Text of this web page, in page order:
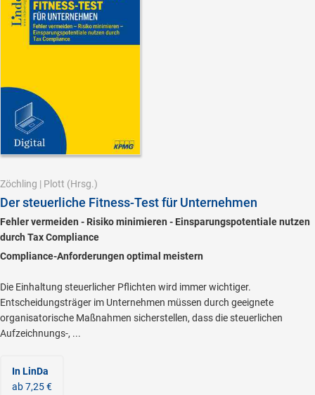
Zöchling | Plott (Hrsg.)
Der steuerliche Fitness-Test für Unternehmen
Fehler vermeiden - Risiko minimieren - Einsparungspotentiale nutzen
durch Tax Compliance
Compliance-Anforderungen optimal meistern
Die Einhaltung steuerlicher Pflichten wird immer wichtiger.
Entscheidungsträger im Unternehmen müssen durch geeignete
organisatorische Maßnahmen sicherstellen, dass die steuerlichen
Aufzeichnungs-, ...
In LinDa
ab 7,25 €